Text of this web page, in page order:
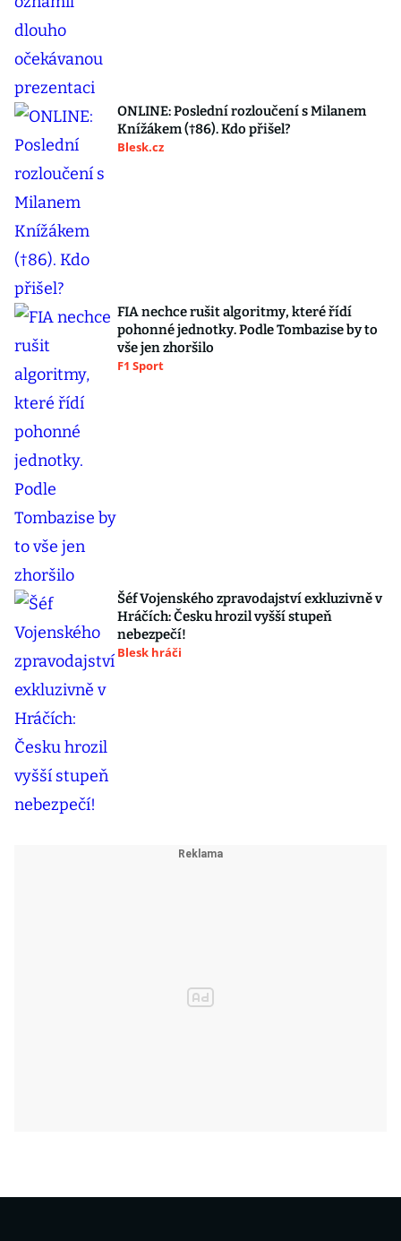
ONLINE: Poslední rozloučení s Milanem
Knížákem (†86). Kdo přišel?
Blesk.cz
FIA nechce rušit algoritmy, které řídí
pohonné jednotky. Podle Tombazise by to
vše jen zhoršilo
F1 Sport
Šéf Vojenského zpravodajství exkluzivně v
Hráčích: Česku hrozil vyšší stupeň
nebezpečí!
Blesk hráči